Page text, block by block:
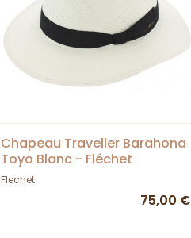
Chapeau Traveller Barahona
Toyo Blanc - Fléchet
Flechet
75,00 €